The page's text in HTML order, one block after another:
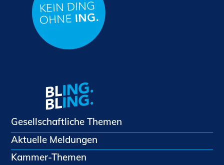
Gesellschaftliche Themen
Aktuelle Meldungen
Kammer-Themen